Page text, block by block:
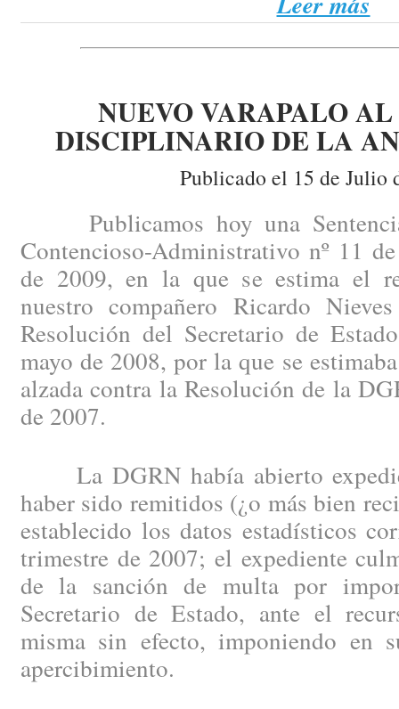
NUEVO VARAPALO
DISCIPLINARIO DE LA
Publicado el 15 de Julio
Publicamos hoy una
Contencioso-Administrativo nº 11
de 2009, en la que se estima el
nuestro compañero Ricardo
Resolución del Secretario de
mayo de 2008, por la que se
alzada contra la Resolución de la
de 2007.
La DGRN había abierto
haber sido remitidos (¿o más bien
establecido los datos estadísticos
trimestre de 2007; el expediente
de la sanción de multa por
Secretario de Estado, ante el
misma sin efecto, imponiendo en
apercibimiento.